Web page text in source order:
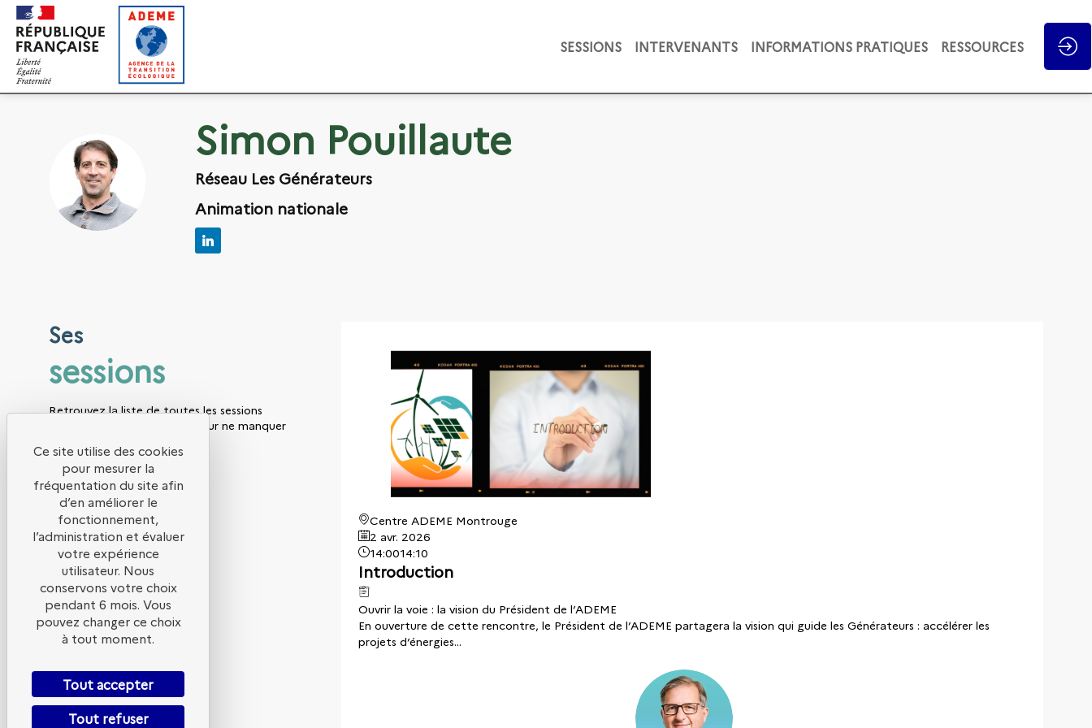
SESSIONS INTERVENANTS INFORMATIONS PRATIQUES RESSOURCES
SP
Simon Pouillaute
Réseau Les Générateurs
Animation nationale
Ses
sessions
Retrouvez la liste de toutes les sessions
présentées par ce speaker pour ne manquer
Toutes les sessions
Centre ADEME Montrouge
2 avr. 2026
14:0014:10
Introduction
Ouvrir la voie : la vision du Président de l’ADEME
En ouverture de cette rencontre, le Président de l’ADEME partagera la vision qui guide les Générateurs : accélérer les
projets d’énergies...
SW
Gestion des cookies
Ce site utilise des cookies
pour mesurer la
fréquentation du site afin
d’en améliorer le
fonctionnement,
l’administration et évaluer
votre expérience
utilisateur. Nous
conservons votre choix
pendant 6 mois. Vous
pouvez changer ce choix
à tout moment.
Tout accepter
Tout refuser